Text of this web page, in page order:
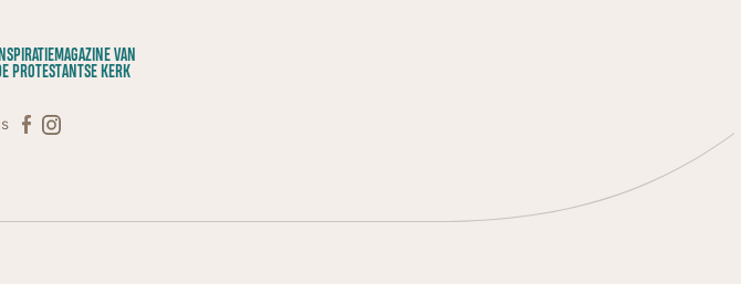
VAN
PROTESTANTSE KERK